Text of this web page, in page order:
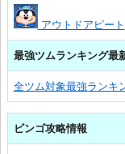
アウトドアピート
最強ツムランキング最
全ツム対象最強ランキ
ビンゴ攻略情報